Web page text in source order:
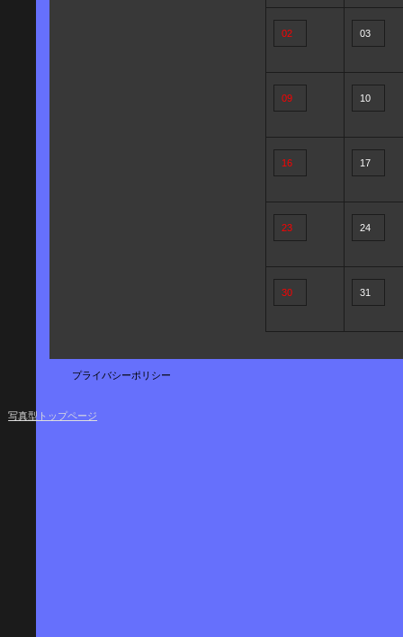
02 03
09 10
16 17
23 24
30 31
プライバシーポリシー
写真型トップページ